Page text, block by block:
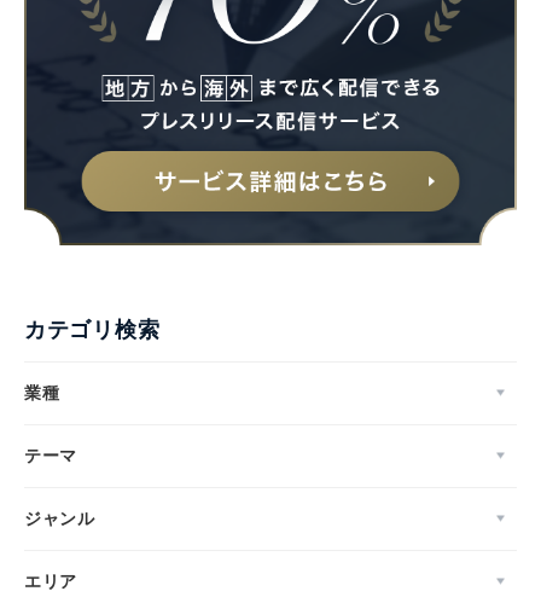
カテゴリ検索
業種
テーマ
ジャンル
エリア